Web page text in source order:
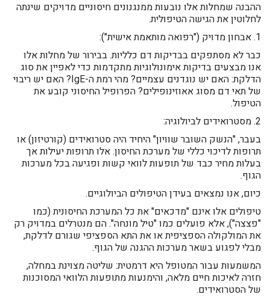
ההבנה שמחלות אלו נובעות ממנגנונים חיסוניים מדויקים שינתה
לחלוטין את הגישה הטיפולית.
1. אבחון מדויק ("רפואה מותאמת אישית"):
כבר לא מסתפקים בבדיקות דם כלליות. בבירור של מחלות אלו
אנו מבצעים בדיקות אימונולוגיות מתקדמות כדי לאפיין את סוג
הדלקת: האם יש נוגדנים עצמיים? מהי רמת ה-IgE? האם יש ריבוי
של תאי דם מסוג אאוזינופילים? הפרופיל החיסוני קובע את
הטיפול.
2. מסטרואידים לביולוגיה:
בעבר, "הנשק השובר שוויון" היחיד היה סטרואידים (קורטיזון) או
תרופות לדיכוי כללי של מערכת החיסון. אלו תרופות יעילות אך
בעלות מחיר כבד של תופעות לוואי קשות ופגיעה בכל מערכות
הגוף.
כיום, אנו נמצאים בעידן הטיפולים הביולוגיים.
טיפולים אלו אינם "מדכאים" את כל המערכת החיסונית (כמו
"פצצה"), אלא פועלים כמו "טיל מונחה". הם מנטרלים במדויק רק
את המולקולה הספציפית או את התא הספציפי שגורם לדלקת,
מבלי לפגוע בשאר מערכות ההגנה של הגוף.
המשמעות עבור המטופל היא דרמטית: שליטה מצוינת במחלה,
חזרה לאיכות חיים מלאה, והימנעות מתופעות הלוואי המסוכנות
של הסטרואידים.